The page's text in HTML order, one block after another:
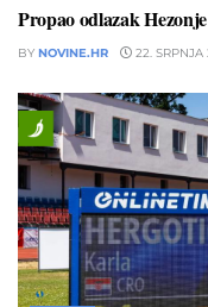
Propao odlazak
BY NOVINE.HR 22. SRPNJA